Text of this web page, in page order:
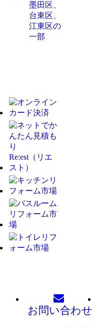
墨田区、
台東区、
江東区の
一部
お問い合わせ